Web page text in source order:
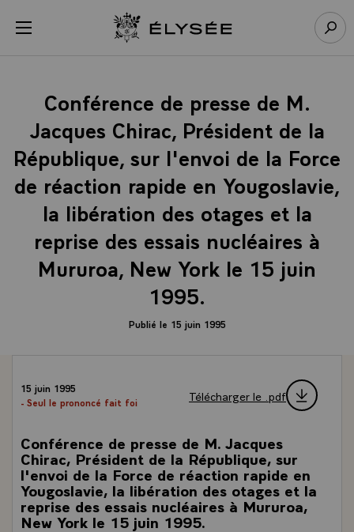
menu Retour à l’accueil Élysée
Conférence de presse de M.
Jacques Chirac, Président de la
République, sur l'envoi de la Force
de réaction rapide en Yougoslavie,
la libération des otages et la
reprise des essais nucléaires à
Mururoa, New York le 15 juin
1995.
Publié le 15 juin 1995
15 juin 1995
- Seul le prononcé fait foi
Télécharger le .pdf
Conférence de presse de M. Jacques
Chirac, Président de la République, sur
l'envoi de la Force de réaction rapide en
Yougoslavie, la libération des otages et la
reprise des essais nucléaires à Mururoa,
New York le 15 juin 1995.
Panneau de gestion des cookies